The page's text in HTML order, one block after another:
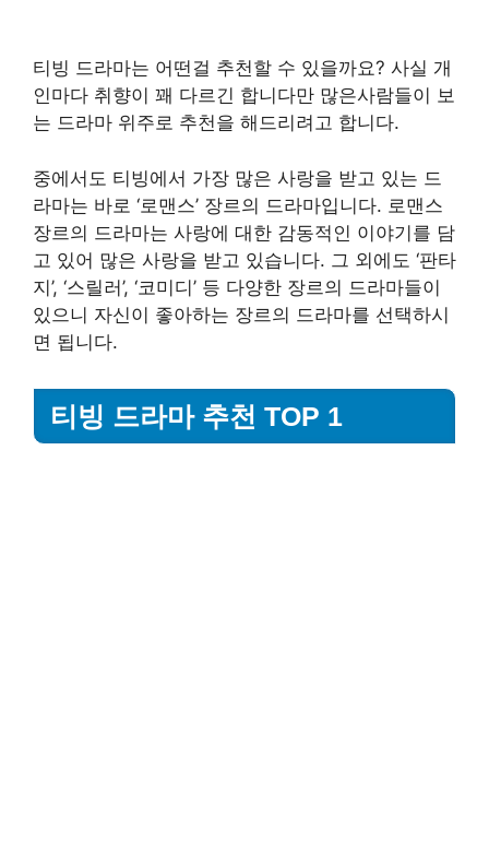
티빙 드라마는 어떤걸 추천할 수 있을까요? 사실 개
인마다 취향이 꽤 다르긴 합니다만 많은사람들이 보
는 드라마 위주로 추천을 해드리려고 합니다.
중에서도 티빙에서 가장 많은 사랑을 받고 있는 드
라마는 바로 ‘로맨스’ 장르의 드라마입니다. 로맨스
장르의 드라마는 사랑에 대한 감동적인 이야기를 담
고 있어 많은 사랑을 받고 있습니다. 그 외에도 ‘판타
지’, ‘스릴러’, ‘코미디’ 등 다양한 장르의 드라마들이
있으니 자신이 좋아하는 장르의 드라마를 선택하시
면 됩니다.
티빙 드라마 추천 TOP 1